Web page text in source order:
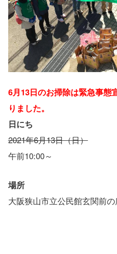
6月13日のお掃除は緊急事態
りました。
日にち
2021年6月13日（日）
午前10:00～
場所
大阪狭山市立公民館玄関前